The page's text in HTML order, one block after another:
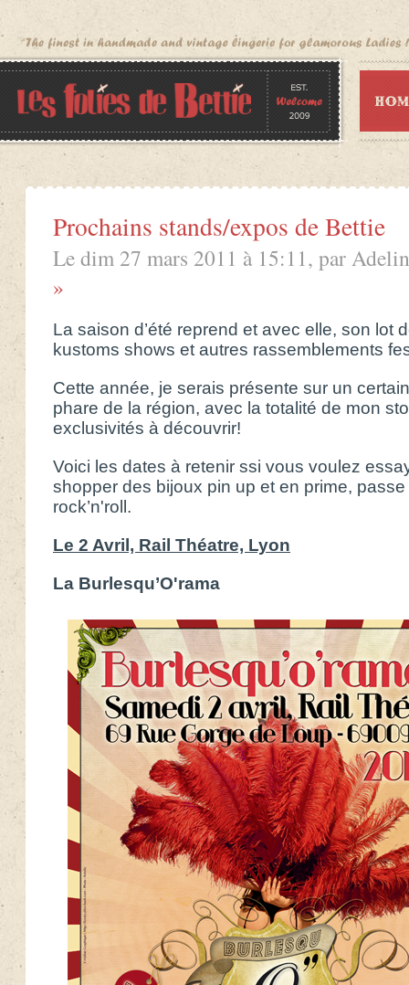
Prochains stands/expos de Bettie
Le dim 27 mars 2011 à 15:11, par
»
La saison d’été reprend et avec elle, son lot
kustoms shows et autres rassemblements
Cette année, je serais présente sur un
phare de la région, avec la totalité de mon
exclusivités à découvrir!
Voici les dates à retenir ssi vous voulez
shopper des bijoux pin up et en prime,
rock’n'roll.
Le 2 Avril, Rail Théatre, Lyon
La Burlesqu’O'rama